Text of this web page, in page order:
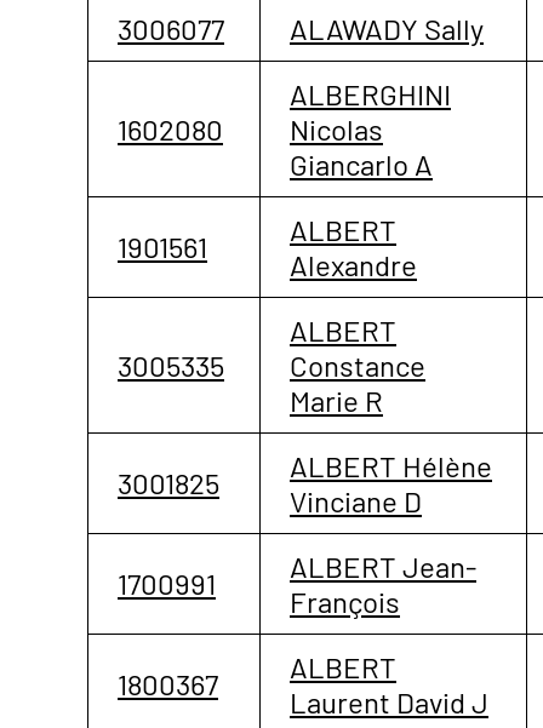
3006077 ALAWADY Sally
1602080
ALBERGHINI
Nicolas
Giancarlo A
1901561
ALBERT
Alexandre
3005335
ALBERT
Constance
Marie R
3001825
ALBERT Hélène
Vinciane D
1700991
ALBERT Jean-
François
1800367
ALBERT
Laurent David J